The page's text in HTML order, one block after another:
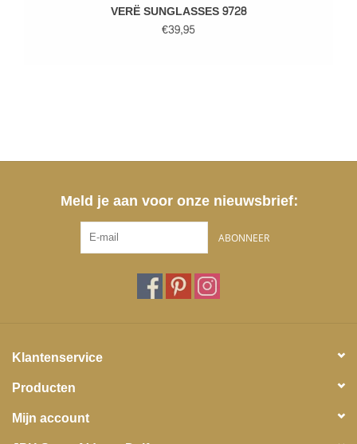
VERË SUNGLASSES 9728
€39,95
Meld je aan voor onze nieuwsbrief:
ABONNEER
Klantenservice
Producten
Mijn account